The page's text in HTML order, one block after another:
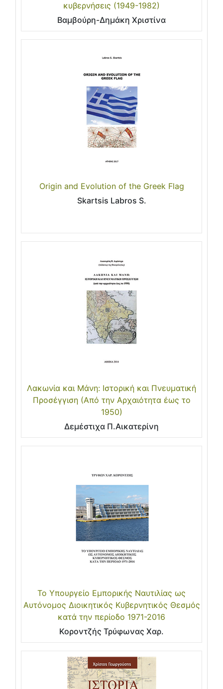
κυβερνήσεις (1949-1982)
Βαμβούρη-Δημάκη Χριστίνα
Origin and Evolution of the Greek Flag
Skartsis Labros S.
Λακωνία και Μάνη: Ιστορική και Πνευματική
Προσέγγιση (Από την Αρχαιότητα έως το
1950)
Δεμέστιχα Π.Αικατερίνη
Το Υπουργείο Εμπορικής Ναυτιλίας ως
Αυτόνομος Διοικητικός Κυβερνητικός Θεσμός
κατά την περίοδο 1971-2016
Κοροντζής Τρύφωνας Χαρ.